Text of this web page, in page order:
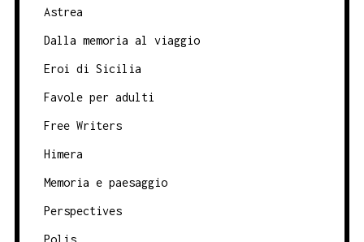
Astrea
Dalla memoria al viaggio
Eroi di Sicilia
Favole per adulti
Free Writers
Himera
Memoria e paesaggio
Perspectives
Polis